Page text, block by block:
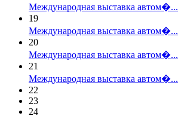
Международная выставка автом�...
19
Международная выставка автом�...
20
Международная выставка автом�...
21
Международная выставка автом�...
22
23
24